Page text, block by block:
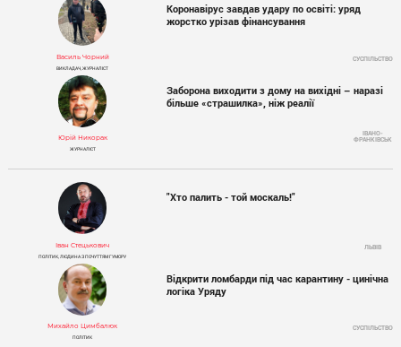
Василь Чорний
ВИКЛАДАЧ, ЖУРНАЛІСТ
Коронавірус завдав удару по освіті: уряд
жорстко урізав фінансування
СУСПІЛЬСТВО
Юрій Никорак
ЖУРНАЛІСТ
Заборона виходити з дому на вихідні – наразі
більше «страшилка», ніж реалії
ІВАНО-
ФРАНКІВСЬК
Іван Стецькович
ПОЛІТИК, ЛЮДИНА З ПОЧУТТЯМ ГУМОРУ
"Хто палить - той москаль!"
ЛЬВІВ
Михайло Цимбалюк
ПОЛІТИК
Відкрити ломбарди під час карантину - цинічна
логіка Уряду
СУСПІЛЬСТВО